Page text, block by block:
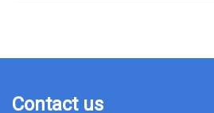
Contact us